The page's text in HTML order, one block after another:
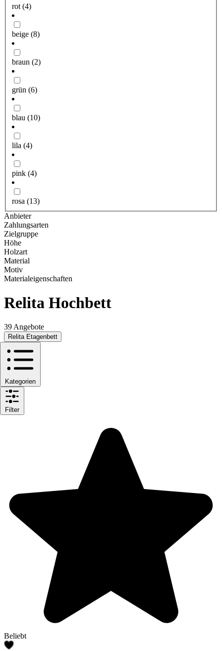
rot (4)
beige (8)
braun (2)
grün (6)
blau (10)
lila (4)
pink (4)
rosa (13)
Anbieter
Zahlungsarten
Zielgruppe
Höhe
Holzart
Material
Motiv
Materialeigenschaften
Relita Hochbett
39 Angebote
Relita Etagenbett
Kategorien
Filter
Beliebt